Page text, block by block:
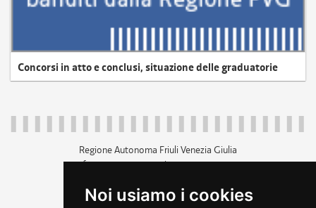
Noi usiamo i cookies
Concorsi in atto e conclusi, situazione delle graduatorie
Regione Autonoma Friuli Venezia Giulia
c.f. 80014930327; p.iva 00526040324
+39 040 3771111